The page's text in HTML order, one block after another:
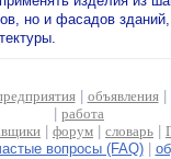
но и фасадов
| объявления|
работа
форум словарь
вопросы (FAQ)|